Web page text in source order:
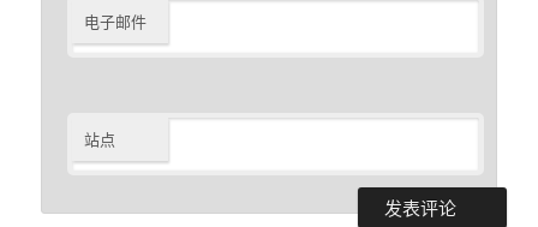
电子邮件
站点